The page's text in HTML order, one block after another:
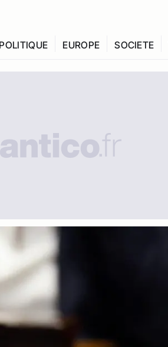
EUROPE SOCIETE